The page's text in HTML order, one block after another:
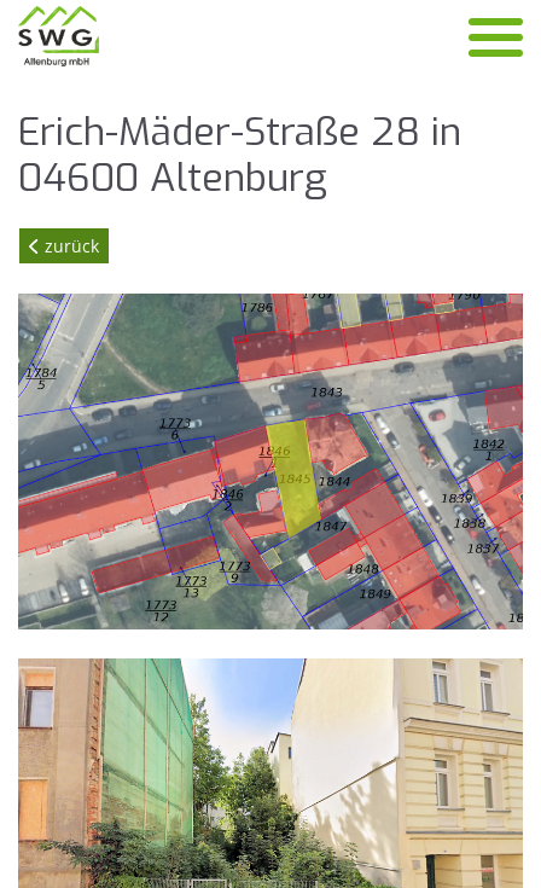
Erich-Mäder-Stra­ße 28 in
04600 Al­ten­burg
zurück